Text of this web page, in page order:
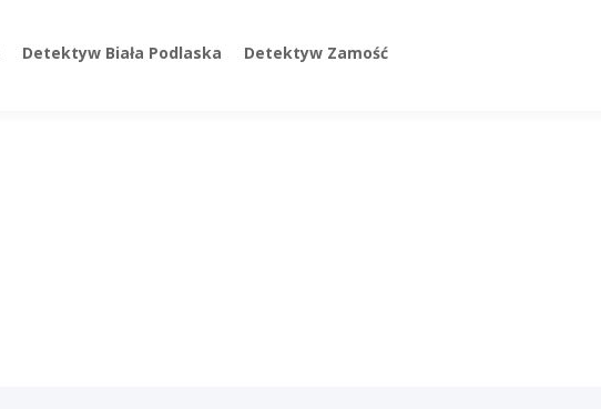
Detektyw Biała Podlaska Detektyw Zamość